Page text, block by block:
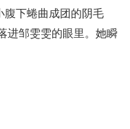
腹下蜷曲成团的阴毛
进邹雯雯的眼里。她瞬